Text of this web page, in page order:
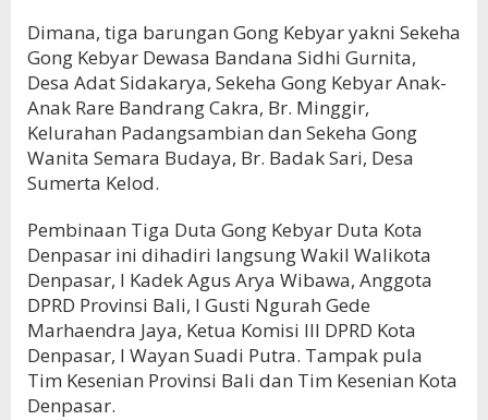
Dimana, tiga barungan Gong Kebyar yakni Sekeha
Gong Kebyar Dewasa Bandana Sidhi Gurnita,
Desa Adat Sidakarya, Sekeha Gong Kebyar Anak-
Anak Rare Bandrang Cakra, Br. Minggir,
Kelurahan Padangsambian dan Sekeha Gong
Wanita Semara Budaya, Br. Badak Sari, Desa
Sumerta Kelod.
Pembinaan Tiga Duta Gong Kebyar Duta Kota
Denpasar ini dihadiri langsung Wakil Walikota
Denpasar, I Kadek Agus Arya Wibawa, Anggota
DPRD Provinsi Bali, I Gusti Ngurah Gede
Marhaendra Jaya, Ketua Komisi III DPRD Kota
Denpasar, I Wayan Suadi Putra. Tampak pula
Tim Kesenian Provinsi Bali dan Tim Kesenian Kota
Denpasar.